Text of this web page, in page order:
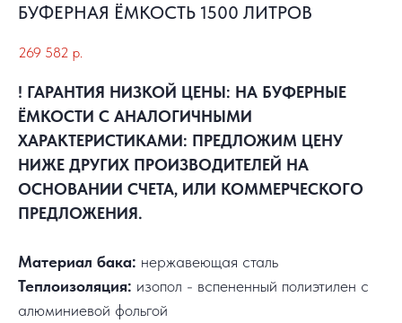
БУФЕРНАЯ ЁМКОСТЬ 1500 ЛИТРОВ
269 582 р.
! ГАРАНТИЯ НИЗКОЙ ЦЕНЫ: НА БУФЕРНЫЕ
ЁМКОСТИ С АНАЛОГИЧНЫМИ
ХАРАКТЕРИСТИКАМИ: ПРЕДЛОЖИМ ЦЕНУ
НИЖЕ ДРУГИХ ПРОИЗВОДИТЕЛЕЙ НА
ОСНОВАНИИ СЧЕТА, ИЛИ КОММЕРЧЕСКОГО
ПРЕДЛОЖЕНИЯ.
Материал бака: нержавеющая сталь
Теплоизоляция: изопол - вспененный полиэтилен с
алюминиевой фольгой